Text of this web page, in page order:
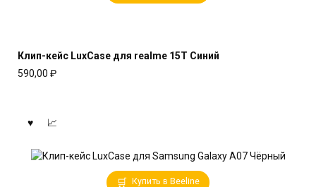
Клип-кейс LuxCase для realme 15T Синий
590,00 ₽
Купить в Beeline